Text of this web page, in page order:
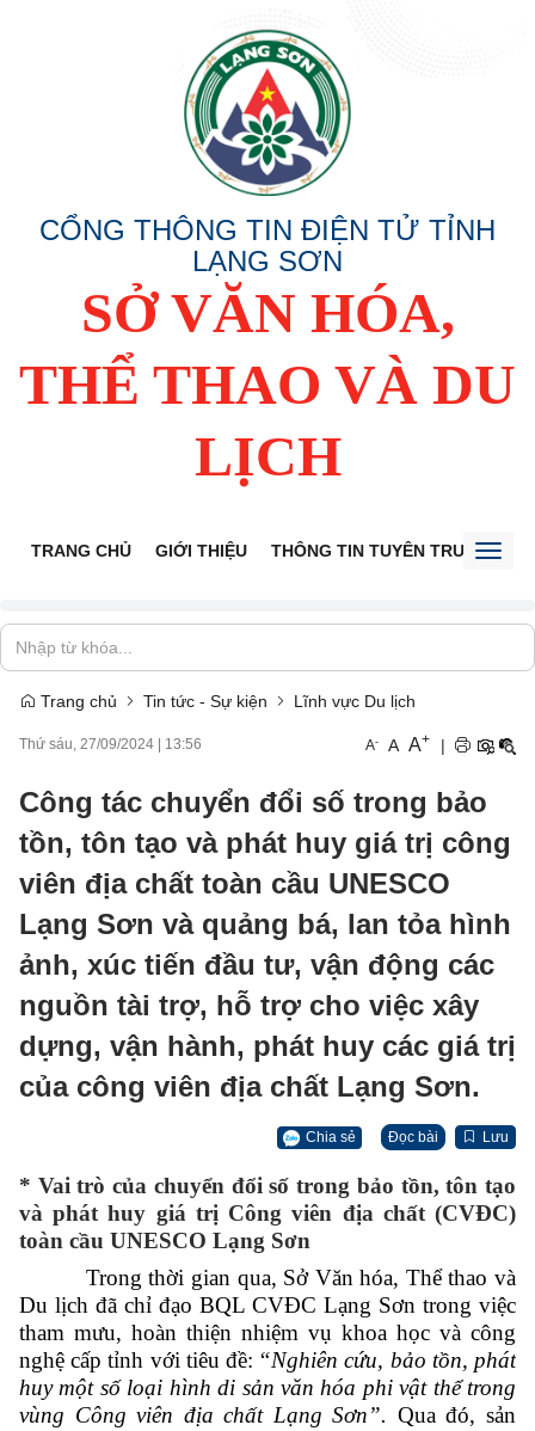
CỔNG THÔNG TIN ĐIỆN TỬ TỈNH
LẠNG SƠN
SỞ VĂN HÓA,
THỂ THAO VÀ DU
LỊCH
TRANG CHỦ GIỚI THIỆU THÔNG TIN TUYÊN TRUYỀN
Trang chủ Tin tức - Sự kiện Lĩnh vực Du lịch
Thứ sáu, 27/09/2024 13:56 A- A A+ |
Công tác chuyển đổi số trong bảo
tồn, tôn tạo và phát huy giá trị công
viên địa chất toàn cầu UNESCO
Lạng Sơn và quảng bá, lan tỏa hình
ảnh, xúc tiến đầu tư, vận động các
nguồn tài trợ, hỗ trợ cho việc xây
dựng, vận hành, phát huy các giá trị
của công viên địa chất Lạng Sơn.
Chia sẻ Đọc bài Lưu
* Vai trò của chuyển đổi số trong bảo tồn, tôn tạo
và phát huy giá trị Công viên địa chất (CVĐC)
toàn cầu UNESCO Lạng Sơn
Trong thời gian qua, Sở Văn hóa, Thể thao và
Du lịch đã chỉ đạo BQL CVĐC Lạng Sơn trong việc
tham mưu, hoàn thiện nhiệm vụ khoa học và công
nghệ cấp tỉnh với tiêu đề: “Nghiên cứu, bảo tồn, phát
huy một số loại hình di sản văn hóa phi vật thể trong
vùng Công viên địa chất Lạng Sơn”. Qua đó, sản